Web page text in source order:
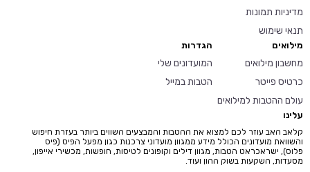
מדיניות תמונות
תנאי שימוש
מילואים
מחשבון מילואים
כרטיס פייטר
עולם ההטבות למילואים
הגדרות
המועדונים שלי
הטבות במייל
עלינו
קלאב האב עוזר לכם למצוא את ההטבות והמבצעים השווים ביותר בעזרת חיפוש
והשוואת מועדונים הכולל מידע ממגוון מועדוני צרכנות כגון מפעל הפיס (פיס
פלוס), ישראכראט הטבות, מגוון דילים וקופונים לטיסות, חופשות, מכשירי אייפון,
מסעדות, השקעות בשוק ההון ועוד.